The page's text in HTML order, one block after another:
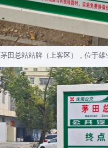
茅田总站站牌（上客区），位于雄